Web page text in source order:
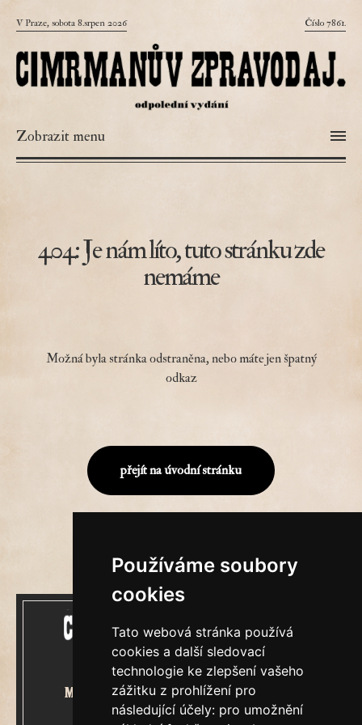
Používáme soubory
cookies
Tato webová stránka používá
cookies a další sledovací
technologie ke zlepšení vašeho
zážitku z prohlížení pro
následující účely: pro umožnění
V Praze, sobota 8.srpen 2026 Číslo 7861.
Zobrazit menu
404: Je nám líto, tuto stránku zde
nemáme
Možná byla stránka odstraněna, nebo máte jen špatný
odkaz
přejít na úvodní stránku
Mecenášem Cimrmanova Zpravodaje
je společnost